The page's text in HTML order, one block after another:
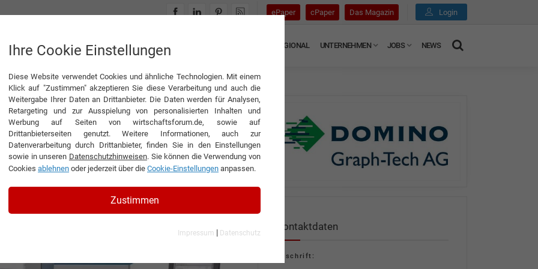
ePaper cPaper Das Magazin Login
INTERVIEWS REGIONAL UNTERNEHMEN JOBS NEWS
gesetzt
AG
Kontaktdaten
Anschrift:
Ihre Cookie Einstellungen
Diese Website verwendet Cookies und ähnliche Technologien. Mit einem
Klick auf "Zustimmen" akzeptieren Sie diese Verarbeitung und auch die
Weitergabe Ihrer Daten an Drittanbieter. Die Daten werden für Analysen,
Retargeting und zur Ausspielung von personalisierten Inhalten und
Werbung auf Seiten von wirtschaftsforum.de, sowie auf
Drittanbieterseiten genutzt. Weitere Informationen, auch zur
Datenverarbeitung durch Drittanbieter, finden Sie in den Einstellungen
sowie in unseren Datenschutzhinweisen. Sie können die Verwendung von
Cookies ablehnen oder jederzeit über die Cookie-Einstellungen anpassen.
Zustimmen
Impressum | Datenschutz